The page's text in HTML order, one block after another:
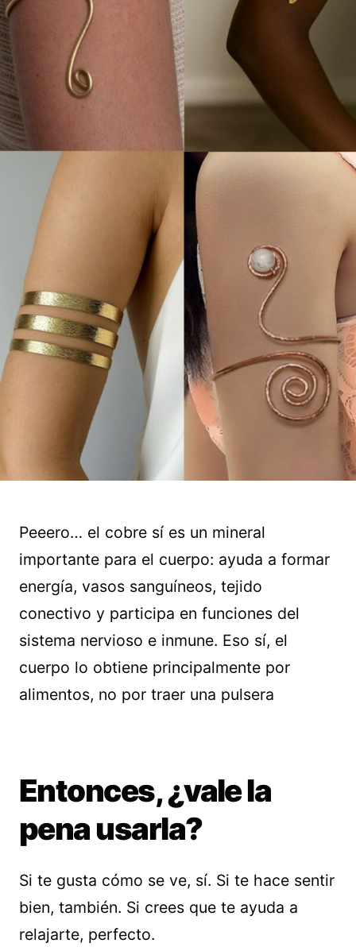
Peeero… el cobre sí es un mineral
importante para el cuerpo: ayuda a formar
energía, vasos sanguíneos, tejido
conectivo y participa en funciones del
sistema nervioso e inmune. Eso sí, el
cuerpo lo obtiene principalmente por
alimentos, no por traer una pulsera
Entonces, ¿vale la
pena usarla?
Si te gusta cómo se ve, sí. Si te hace sentir
bien, también. Si crees que te ayuda a
relajarte, perfecto.